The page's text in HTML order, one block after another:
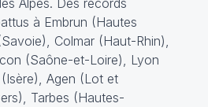
à Embrun (Hautes
Colmar (Haut-Rhin),
(Saône-et-Loire), Lyon
Agen (Lot et
Tarbes (Hautes-